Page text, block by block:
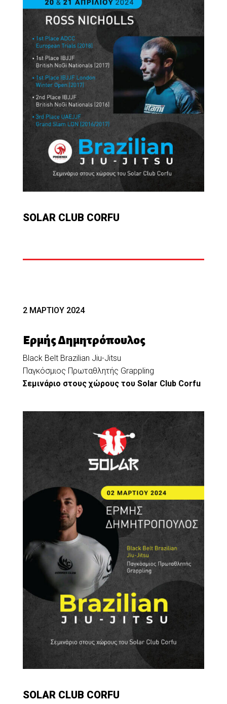
SOLAR CLUB CORFU
2 ΜΑΡΤΙΟΥ 2024
Ερμής Δημητρόπουλος
Black Belt Brazilian Jiu-Jitsu
Παγκόσμιος Πρωταθλητής Grappling
Σεμινάριο στους χώρους του Solar Club Corfu
SOLAR CLUB CORFU